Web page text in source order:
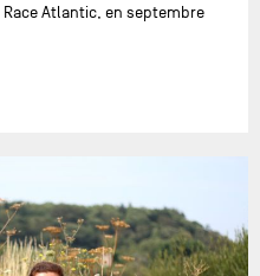
Race Atlantic, en septembre